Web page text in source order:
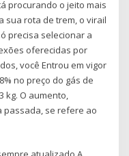
procurando o jeito mais
sua rota de trem, o virail
precisa selecionar a
oferecidas por
você Entrou em vigor
no preço do gás de
kg. O aumento,
passada, se refere ao